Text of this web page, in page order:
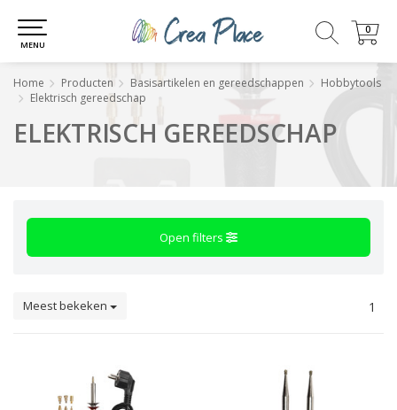
0
0
MENU
Home Producten Basisartikelen en gereedschappen
Hobbytools
Elektrisch gereedschap
ELEKTRISCH GEREEDSCHAP
Open filters
Meest bekeken 1